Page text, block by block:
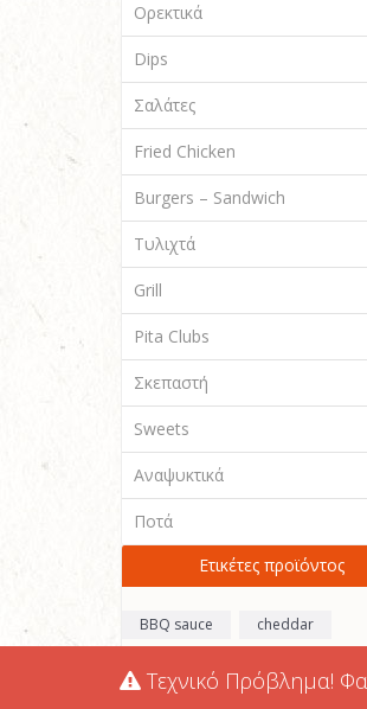
Ορεκτικά
Dips
Σαλάτες
Fried Chicken
Burgers – Sandwich
Τυλιχτά
Grill
Pita Clubs
Σκεπαστή
Sweets
Αναψυκτικά
Ποτά
Ετικέτες προϊόντος
BBQ sauce
cheddar
hot sriracha sauce
Τεχνικό Πρόβλημα!